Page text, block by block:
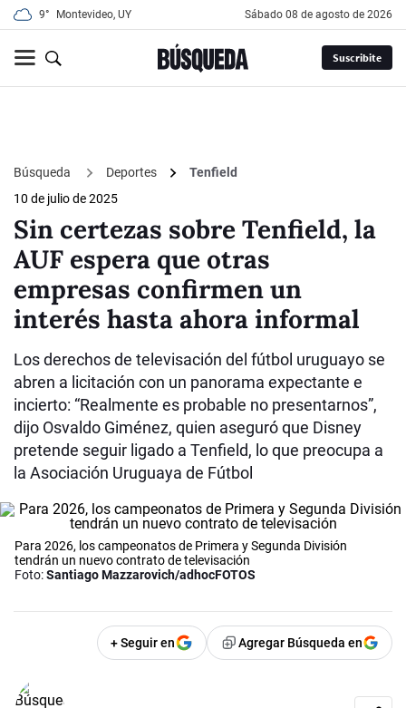
9° Montevideo, UY sábado 08 de agosto de 2026
Suscribite
Búsqueda Deportes
Tenfield
10 de julio de 2025
Sin certezas sobre Tenfield, la
AUF espera que otras
empresas confirmen un
interés hasta ahora informal
Los derechos de televisación del fútbol uruguayo se
abren a licitación con un panorama expectante e
incierto: “Realmente es probable no presentarnos”,
dijo Osvaldo Giménez, quien aseguró que Disney
pretende seguir ligado a Tenfield, lo que preocupa a
la Asociación Uruguaya de Fútbol
Para 2026, los campeonatos de Primera y Segunda División
tendrán un nuevo contrato de televisación
Foto:Santiago Mazzarovich/adhocFOTOS
+ Seguir en Agregar Búsqueda en